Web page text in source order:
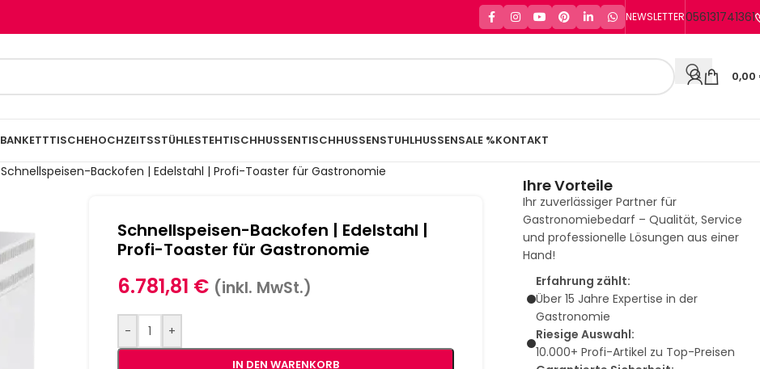
NEWSLETTER056131741361
0,00
BANKETTTISCHEHOCHZEITSSTÜHLESTEHTISCHHUSSENTISCHHUSSENSTUHLHUSSENSALE %KONTAKT
Schnellspeisen-Backofen | Edelstahl | Profi-Toaster für Gastronomie
Schnellspeisen-Backofen | Edelstahl |
Profi-Toaster für Gastronomie
6.781,81 € (inkl. MwSt.)
- +
IN DEN WARENKORB
Ihre Vorteile
Ihr zuverlässiger Partner für
Gastronomiebedarf – Qualität, Service
und professionelle Lösungen aus einer
Hand!
Erfahrung zählt:
Über 15 Jahre Expertise in der
Gastronomie
Riesige Auswahl:
10.000+ Profi-Artikel zu Top-Preisen